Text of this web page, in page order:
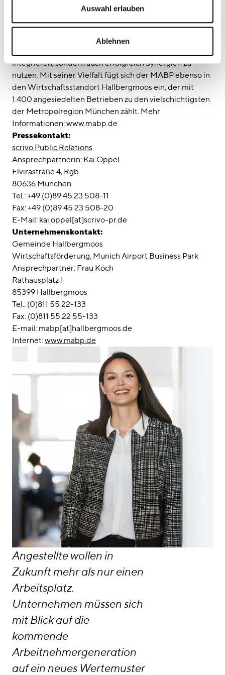
Auswahl erlauben
Ablehnen
sich mehr als 250 Unternehmen verschiedenster
Branchen und Größen niedergelassen. Der
integrieren, sondern auch erfolgreich Synergien zu
nutzen. Mit seiner Vielfalt fügt sich der MABP ebenso in
den Wirtschaftsstandort Hallbergmoos ein, der mit
1.400 angesiedelten Betrieben zu den vielschichtigsten
der Metropolregion München zählt. Mehr
Informationen: www.mabp.de
Pressekontakt:
scrivo Public Relations
Ansprechpartnerin: Kai Oppel
Elvirastraße 4, Rgb.
80636 München
Tel.: +49 (0)89 45 23 508-11
Fax: +49 (0)89 45 23 508-20
E-Mail: kai.oppel[at]scrivo-pr.de
Unternehmenskontakt:
Gemeinde Hallbergmoos
Wirtschaftsförderung, Munich Airport Business Park
Ansprechpartner: Frau Koch
Rathausplatz 1
85399 Hallbergmoos
Tel.: (0)811 55 22-133
Fax: (0)811 55 22 55-133
E-mail: mabp[at]hallbergmoos.de
Internet:www.mabp.de
Angestellte wollen in
Zukunft mehr als nur einen
Arbeitsplatz.
Unternehmen müssen sich
mit Blick auf die
kommende
Arbeitnehmergeneration
auf ein neues Wertemuster